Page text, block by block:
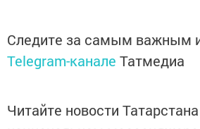
Следите за самым важным
Telegram-канале Татмедиа
Читайте новости